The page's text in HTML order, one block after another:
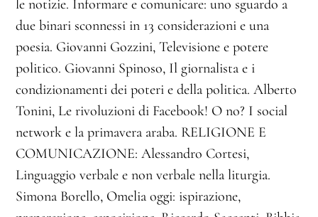
le notizie. Informare e comunicare: uno sguardo a
due binari sconnessi in 13 considerazioni e una
poesia. Giovanni Gozzini, Televisione e potere
politico. Giovanni Spinoso, Il giornalista e i
condizionamenti dei poteri e della politica. Alberto
Tonini, Le rivoluzioni di Facebook! O no? I social
network e la primavera araba. RELIGIONE E
COMUNICAZIONE: Alessandro Cortesi,
Linguaggio verbale e non verbale nella liturgia.
Simona Borello, Omelia oggi: ispirazione,